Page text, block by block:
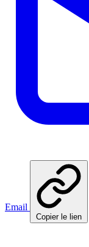
Email
Copier le lien